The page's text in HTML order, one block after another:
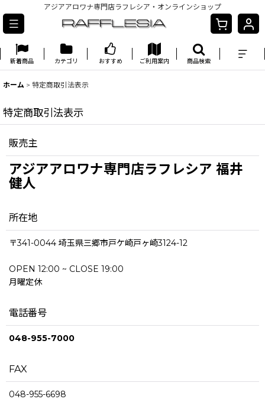
アジアアロワナ専門店ラフレシア・オンラインショップ
新着商品 カテゴリ おすすめ ご利用案内 商品検索
ホーム > 特定商取引法表示
特定商取引法表示
販売主
アジアアロワナ専門店ラフレシア 福井
健人
所在地
〒341-0044 埼玉県三郷市戸ケ崎戸ヶ崎3124-12
OPEN 12:00 ~ CLOSE 19:00
月曜定休
電話番号
048-955-7000
FAX
048-955-6698